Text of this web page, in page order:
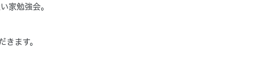
家勉強会。
ます。